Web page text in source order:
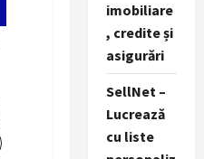
imobiliare
, credite și
asigurări
SellNet –
Lucrează
cu liste